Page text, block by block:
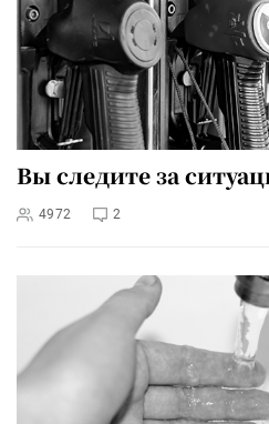
Вы следите за
4972 2